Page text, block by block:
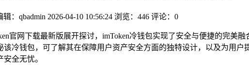
：qbadmin 2026-04-10 10:56:24 浏览：446 评论：0
官网下载最新版展开探讨，imToken冷钱包实现了安全与便捷的完美
冷钱包，可了解其在保障用户资产安全方面的独特设计，以及为用
全无忧。